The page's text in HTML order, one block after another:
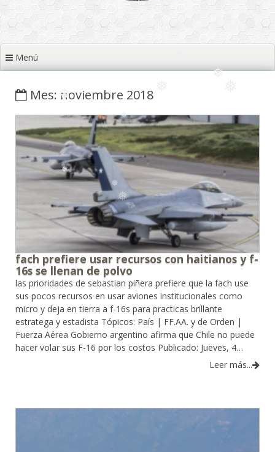
❅ ❅
❅
❅
❅
❅
❅
❅
Menú
Mes: noviembre 2018
fach prefiere usar recursos con haitianos y f-
16s se llenan de polvo
las prioridades de sebastian piñera prefiere que la fach use
sus pocos recursos en usar aviones institucionales como
micro y deja en tierra a f-16s para practicas brillante
estratega y estadista Tópicos: País | FF.AA. y de Orden |
Fuerza Aérea Gobierno argentino afirma que Chile no puede
hacer volar sus F-16 por los costos Publicado: Jueves, 4…
Leer más...